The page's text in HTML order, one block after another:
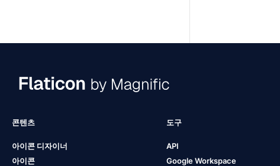
콘텐츠
아이콘 디자이너
아이콘
도구
API
Google Workspace